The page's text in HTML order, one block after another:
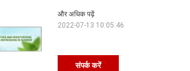
संपर्क करें
और अधिक पढ़ें
2022-07-13 10:05:46